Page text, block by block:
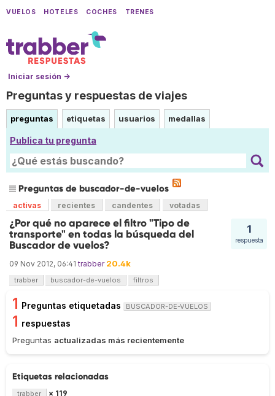
VUELOS HOTELES COCHES TRENES
Iniciar sesión →
Preguntas y respuestas de viajes
preguntas etiquetas usuarios medallas
Publica tu pregunta
Preguntas de buscador-de-vuelos
activas recientes candentes votadas
1
respuesta
¿Por qué no aparece el filtro "Tipo de
transporte" en todas la búsqueda del
Buscador de vuelos?
09 Nov 2012, 06:41 trabber 20.4k
trabber buscador-de-vuelos filtros
1 Preguntas etiquetadas BUSCADOR-DE-VUELOS
1 respuestas
Preguntas actualizadas más recientemente
Etiquetas relacionadas
trabber × 119